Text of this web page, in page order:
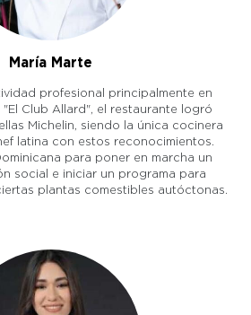
María Marte
profesional principalmente en
"El Club Allard", el restaurante logró
Michelin, siendo la única cocinera
latina con estos reconocimientos.
para poner en marcha un
social e iniciar un programa para
plantas comestibles autóctonas.